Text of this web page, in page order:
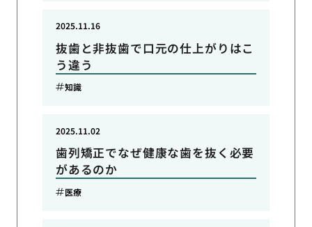
抜歯と非抜歯で口元の仕上がりはこ
う違う
2025.11.16
知識
歯列矯正でなぜ健康な歯を抜く必要
があるのか
2025.11.02
医療